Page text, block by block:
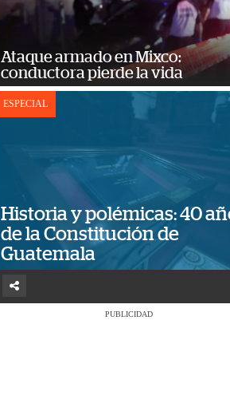
Ataque armado en Mixco:
conductora pierde la vida
ESPECIAL
Historia y polémicas: 40
de la Constitución de
Guatemala
PUBLICIDAD